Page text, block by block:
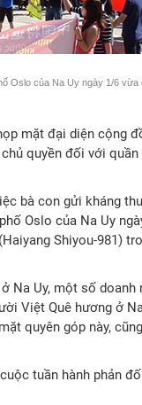
Oslo của Na Uy ngày 1/6 vừa
mặt đại diện cộng
quyền đối với
bà con gửi kháng
Oslo của Na Uy
Shiyou-981)
Na Uy, một số doanh
Việt Quê hương ở
quyên góp này,
tuần hành phản